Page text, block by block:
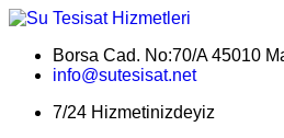
Borsa Cad. No:70/A 45010
info@sutesisat.net
7/24 Hizmetinizdeyiz